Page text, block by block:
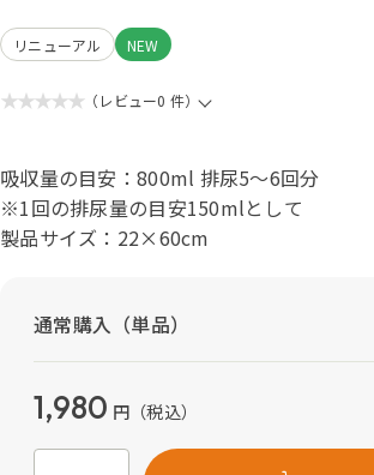
リニューアル NEW
★★★★★ （レビュー0 件）
吸収量の目安：800ml 排尿5～6回分
※1回の排尿量の目安150mlとして
製品サイズ：22×60cm
通常購入（単品）
1,980 円（税込）